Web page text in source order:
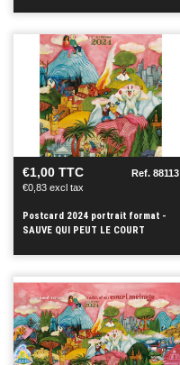
SEE
+
€1,00 TTC
€0,83 excl tax
Ref. 88113
Postcard 2024 portrait format -
SAUVE QUI PEUT LE COURT
SEE